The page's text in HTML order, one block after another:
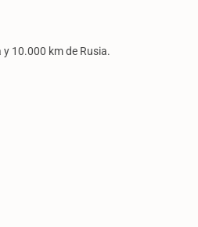
10.000 km de Rusia.